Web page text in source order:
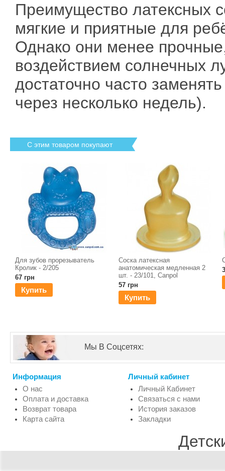
Преимущество латексных
мягкие и приятные для
Однако они менее
воздействием солнечных
достаточно часто
через несколько недель).
С этим товаром покупают
Для зубов прорезыватель
Кролик - 2/205
67 грн
Купить
Соска латексная
анатомическая медленная 2
шт. - 23/101, Canpol
57 грн
Купить
Мы В Соцсетях:
Информация
О нас
Оплата и доставка
Возврат товара
Карта сайта
Личный кабинет
Личный Кабинет
Связаться с нами
История заказов
Закладки